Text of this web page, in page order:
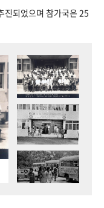
진되었으며 참가국은 25